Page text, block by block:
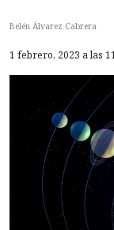
Belén Álvarez Cabrera
1 febrero, 2023 a las